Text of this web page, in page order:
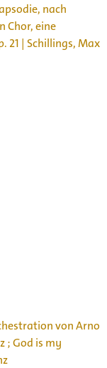
nach
Chor, eine
21 | Schillings, Max
von Arno
; God is my